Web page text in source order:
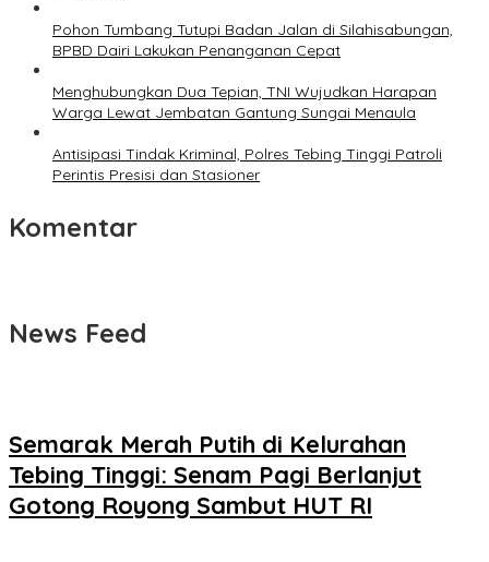
Pohon Tumbang Tutupi Badan Jalan di Silahisabungan,
BPBD Dairi Lakukan Penanganan Cepat
Menghubungkan Dua Tepian, TNI Wujudkan Harapan
Warga Lewat Jembatan Gantung Sungai Menaula
Antisipasi Tindak Kriminal, Polres Tebing Tinggi Patroli
Perintis Presisi dan Stasioner
Komentar
News Feed
Semarak Merah Putih di Kelurahan
Tebing Tinggi: Senam Pagi Berlanjut
Gotong Royong Sambut HUT RI